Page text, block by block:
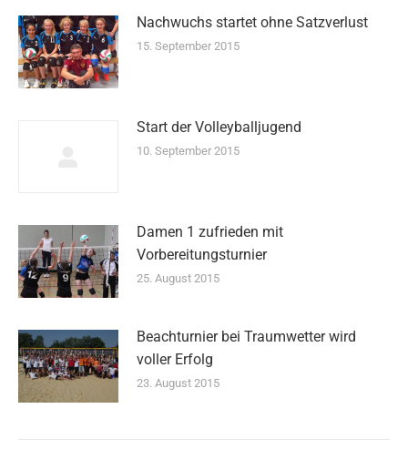
Nachwuchs startet ohne Satzverlust
15. September 2015
Start der Volleyballjugend
10. September 2015
Damen 1 zufrieden mit
Vorbereitungsturnier
25. August 2015
Beachturnier bei Traumwetter wird
voller Erfolg
23. August 2015